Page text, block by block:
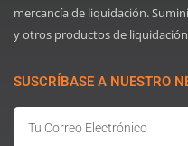
mercancía de liquidación.
y otros productos de
SUSCRÍBASE A NUESTRO